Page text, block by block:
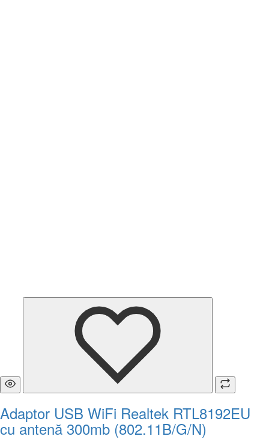
Adaptor USB WiFi Realtek RTL8192EU
cu antenă 300mb (802.11B/G/N)